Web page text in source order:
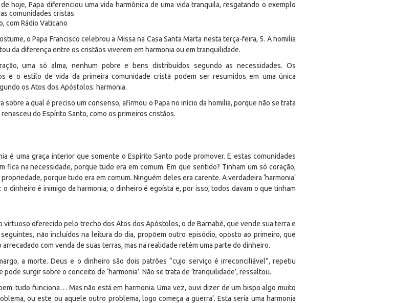
hoje, Papa diferenciou uma vida harmônica de uma vida tranquila, resgatando o exemplo
comunidades cristãs
com Rádio Vaticano
o Papa Francisco celebrou a Missa na Casa Santa Marta nesta terça-feira, 5. A homilia
da diferença entre os cristãos viverem em harmonia ou em tranquilidade.
uma só alma, nenhum pobre e bens distribuídos segundo as necessidades. Os
e o estilo de vida da primeira comunidade cristã podem ser resumidos em uma única
os Atos dos Apóstolos: harmonia.
sobre a qual é preciso um consenso, afirmou o Papa no início da homilia, porque não se trata
do Espírito Santo, como os primeiros cristãos.
é uma graça interior que somente o Espírito Santo pode promover. E estas comunidades
fica na necessidade, porque tudo era em comum. Em que sentido? Tinham um só coração,
porque tudo era em comum. Ninguém deles era carente. A verdadeira ‘harmonia’
dinheiro é inimigo da harmonia; o dinheiro é egoísta e, por isso, todos davam o que tinham
oferecido pelo trecho dos Atos dos Apóstolos, o de Barnabé, que vende sua terra e
não incluídos na leitura do dia, propõem outro episódio, oposto ao primeiro, que
com venda de suas terras, mas na realidade retém uma parte do dinheiro.
a morte. Deus e o dinheiro são dois patrões “cujo serviço é irreconciliável”, repetiu
surgir sobre o conceito de ‘harmonia’. Não se trata de ‘tranquilidade’, ressaltou.
tudo funciona… Mas não está em harmonia. Uma vez, ouvi dizer de um bispo algo muito
ou este ou aquele outro problema, logo começa a guerra’. Esta seria uma harmonia